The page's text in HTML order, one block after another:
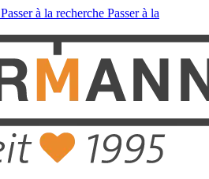
Passer à la recherche Passer à la